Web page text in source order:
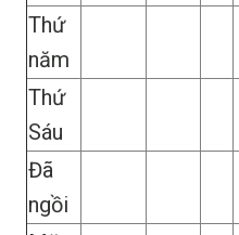
Thứ
năm
Thứ
Sáu
Đã
ngồi